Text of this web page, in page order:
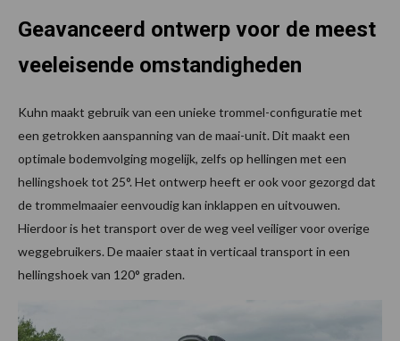
Geavanceerd ontwerp voor de meest
veeleisende omstandigheden
Kuhn maakt gebruik van een unieke trommel-configuratie met
een getrokken aanspanning van de maai-unit. Dit maakt een
optimale bodemvolging mogelijk, zelfs op hellingen met een
hellingshoek tot 25°. Het ontwerp heeft er ook voor gezorgd dat
de trommelmaaier eenvoudig kan inklappen en uitvouwen.
Hierdoor is het transport over de weg veel veiliger voor overige
weggebruikers. De maaier staat in verticaal transport in een
hellingshoek van 120° graden.